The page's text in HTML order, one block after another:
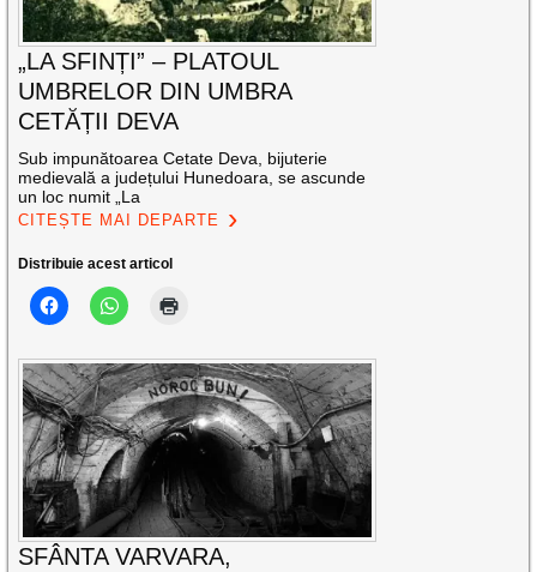
„LA SFINȚI” – PLATOUL
UMBRELOR DIN UMBRA
CETĂȚII DEVA
Sub impunătoarea Cetate Deva, bijuterie
medievală a județului Hunedoara, se ascunde
un loc numit „La
CITEȘTE MAI DEPARTE
Distribuie acest articol
SFÂNTA VARVARA,